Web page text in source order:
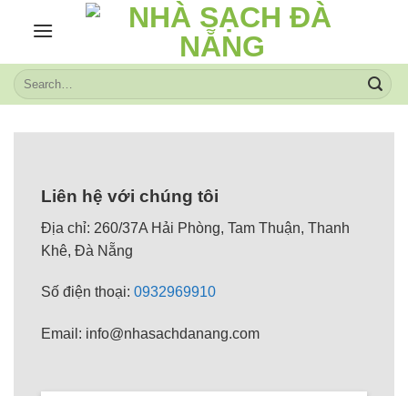
Liên hệ với chúng tôi
Địa chỉ: 260/37A Hải Phòng, Tam Thuận, Thanh
Khê, Đà Nẵng
Số điện thoại: 0932969910
Email: info@nhasachdanang.com